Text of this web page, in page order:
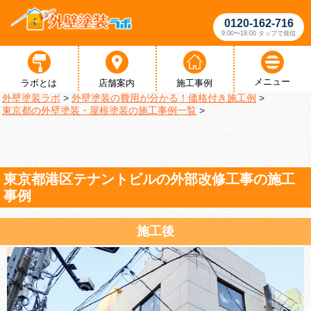
0120-162-716
9:00〜18:00 タップで発信
ラボとは 店舗案内 施工事例 メニュー
外壁塗装ラボ > 外壁塗装の費用が分かる！価格付き施工例 >
東京都の外壁塗装・屋根塗装の施工事例一覧 >
東京都港区テナントビルの外部改修工事の施工
事例
施工後